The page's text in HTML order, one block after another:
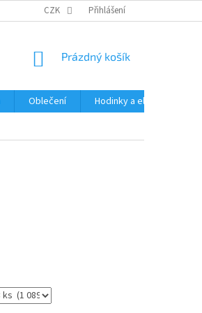
CZK Přihlášení
NÁKUPNÍ
Prázdný košík
Oblečení
Hodinky a elektronika